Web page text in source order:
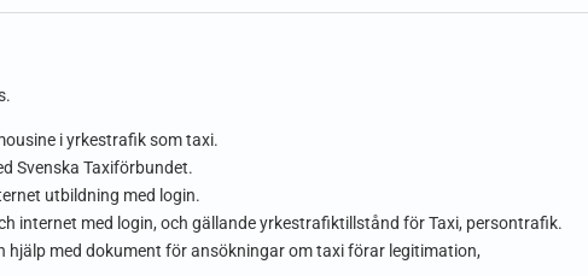
i yrkestrafik som taxi.
Svenska Taxiförbundet.
utbildning med login.
internet med login, och gällande yrkestrafiktillstånd för Taxi, persontrafik.
med dokument för ansökningar om taxi förar legitimation,